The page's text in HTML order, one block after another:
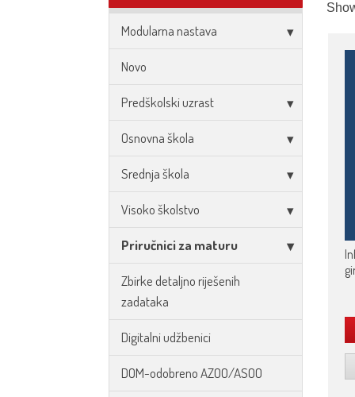
Modularna nastava
Novo
Predškolski uzrast
Osnovna škola
Srednja škola
Visoko školstvo
Priručnici za maturu
Zbirke detaljno riješenih
zadataka
Digitalni udžbenici
DOM-odobreno AZOO/ASOO